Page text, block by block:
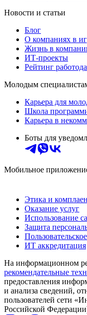
Новости и статьи
Блог
О компаниях в
Жизнь в
ИТ-проекты
Рейтинг
Молодым
Карьера для
Школа
Карьера в
Боты для
Мобильное
Этика и
Оказание услуг
Использование
Защита
ИТ аккредитация
На информационном
рекомендательные
предоставления
и анализа сведений,
пользователей сети
Российской